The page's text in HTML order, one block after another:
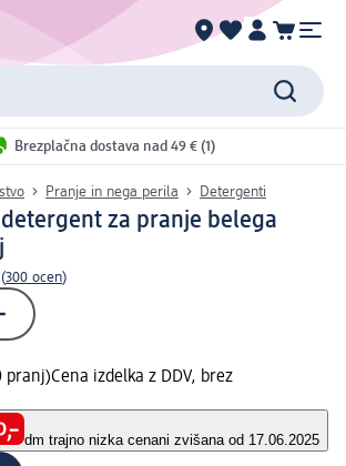
Brezplačna dostava nad 49 € (1)
Pranje in nega perila Detergenti
detergent za pranje belega
(300 ocen)
pranj)Cena izdelka z DDV, brez
dm trajno nizka cenani zvišana od 17.06.2025